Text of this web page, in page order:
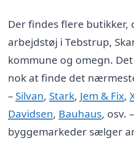
Der findes flere
arbejdstøj i Tebstrup,
kommune og omegn.
nok at finde det
– Silvan, Stark, Jem & Fix,
Davidsen, Bauhaus, osv.
byggemarkeder sælger